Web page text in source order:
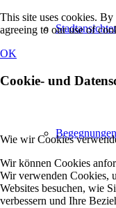
Begegnungen
This site uses cookies.
agreeing to our use of
OK
Cookie- und
Wie wir Cookies
Wir können Cookies
Wir verwenden Cookies,
Websites besuchen, wie
verbessern und Ihre